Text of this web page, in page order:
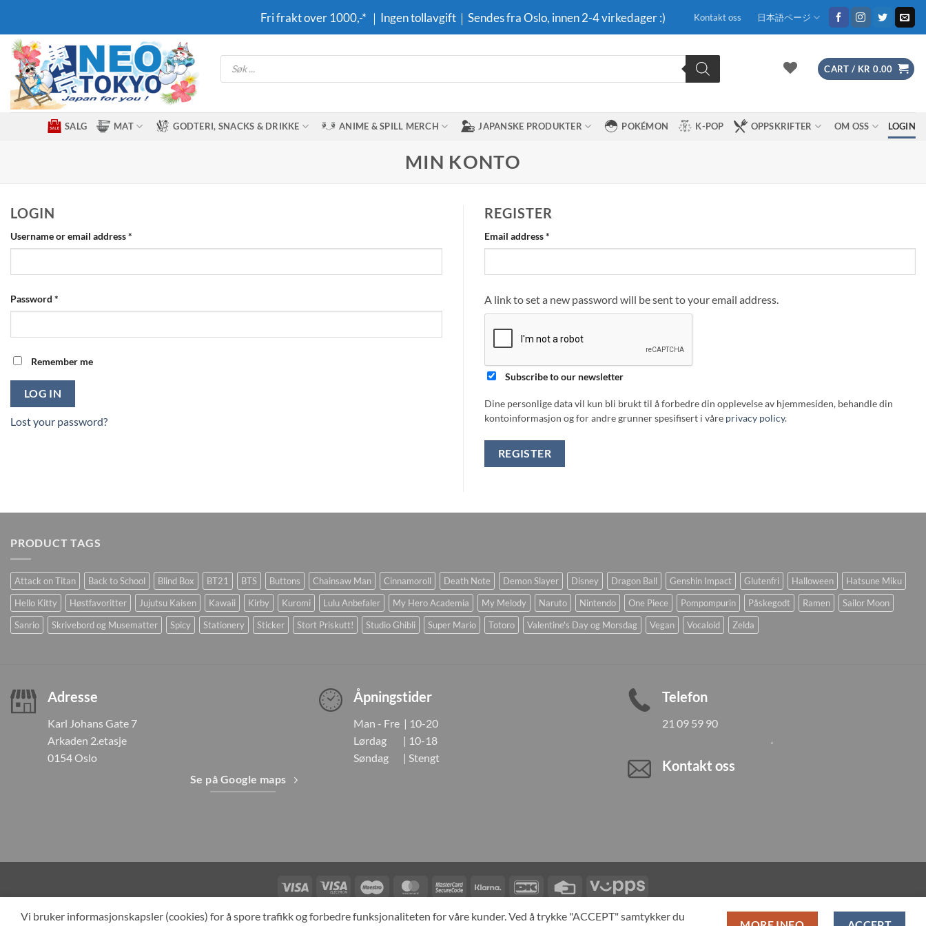
content
Fri frakt over 1000,-* ｜Ingen tollavgift｜Sendes fra Oslo, innen 2-4 virkedager :) Kontakt oss 日本語ページ
Products
search
CART / KR 0.00
SALG MAT GODTERI, SNACKS & DRIKKE ANIME & SPILL MERCH JAPANSKE PRODUKTER POKÉMON K-POP OPPSKRIFTER OM OSS LOGIN
MIN KONTO
LOGIN
Username or email address*
Password *
Remember me
LOG IN
Lost your password?
REGISTER
Email address*
A link to set a new password will be sent to your email address.
Subscribe to our newsletter
Dine personlige data vil kun bli brukt til å forbedre din opplevelse av hjemmesiden, behandle din
kontoinformasjon og for andre grunner spesifisert i våre privacy policy.
REGISTER
PRODUCT TAGS
Attack on Titan Back to School Blind Box BT21 BTS Buttons Chainsaw Man Cinnamoroll Death Note Demon Slayer Disney Dragon Ball Genshin Impact Glutenfri Halloween
Hatsune Miku
Hello Kitty
Høstfavoritter Jujutsu Kaisen Kawaii Kirby Kuromi Lulu Anbefaler My Hero Academia My Melody Naruto Nintendo One Piece Pompompurin Påskegodt Ramen
Sailor Moon
Sanrio
Skrivebord og Musematter Spicy Stationery Sticker Stort Priskutt! Studio Ghibli Super Mario Totoro Valentine's Day og Morsdag Vegan Vocaloid Zelda
Adresse
Karl Johans Gate 7
Arkaden 2.etasje
0154 Oslo
Se på Google maps
Åpningstider
Man - Fre | 10-20
Lørdag | 10-18
Søndag | Stengt
Telefon
21 09 59 90
Kontakt oss
Visa
Visa
Electron
Maestro MasterCardMasterCard
2
Klarna DanKort
Credit
Card
Vipps
TILBAKEKALLINGER KONTAKT OSS OM OSS SPESIALBESTILLING MIN KONTO ALL PRODUCTS
Vi bruker informasjonskapsler (cookies) for å spore trafikk og forbedre funksjonaliteten for våre kunder. Ved å trykke "ACCEPT" samtykker du